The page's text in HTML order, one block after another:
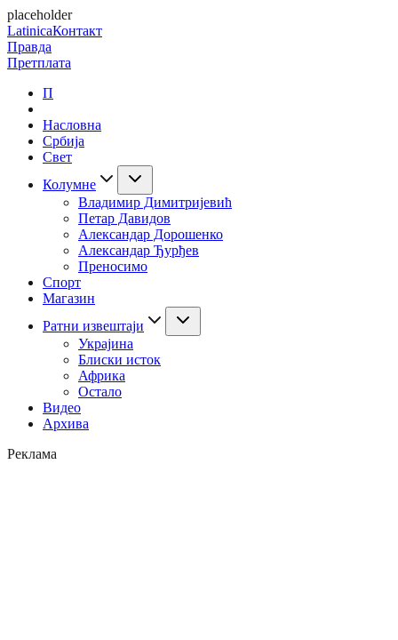
placeholder
LatinicaКонтакт
Правда
Претплата
П
Насловна
Србија
Свет
Колумне
Владимир Димитријевић
Петар Давидов
Александар Дорошенко
Александар Ђурђев
Преносимо
Спорт
Магазин
Ратни извештаји
Украјина
Блиски исток
Африка
Остало
Видео
Архива
Реклама